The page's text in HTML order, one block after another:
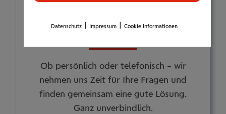
Wir emp­feh­len: ein infor­ma­ti­
ves Bera­tungs­ge­spräch.
Ob persönlich oder telefonisch – wir
nehmen uns Zeit für Ihre Fragen und
finden gemeinsam eine gute Lösung.
Ganz unverbindlich.
Datenschutz Impressum Cookie Informationen